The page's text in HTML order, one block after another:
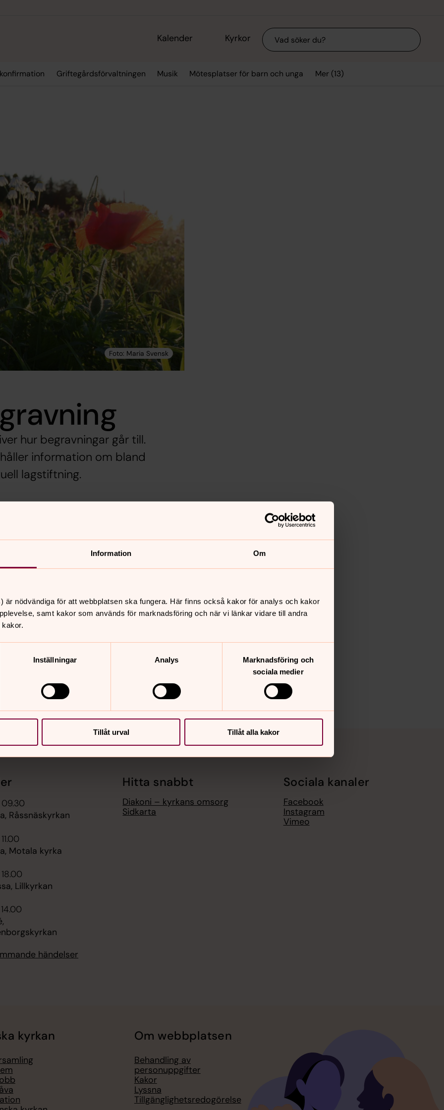
Information Om
är nödvändiga för att webbplatsen ska fungera. Här finns också kakor för analys och kakor
samt kakor som används för marknadsföring och när vi länkar vidare till andra
Inställningar Analys
Marknadsföring och
sociala medier
Tillåt urval Tillåt alla kakor
Kalender Kyrkor Sök
Griftegårdsförvaltningen Musik Mötesplatser för barn och unga Mer (13)
hur begravningar går till.
information om bland
lagstiftning.
arbetsgivarorganisation och
i Sverige, oavsett vilken tro du har.
till fler språk. I skriften finns det
som stöd för de som ska anordna
Råssnäskyrkan
Motala kyrka
Lillkyrkan
händelser
Hitta snabbt
Diakoni – kyrkans omsorg
Sidkarta
Sociala kanaler
Facebook
Instagram
Vimeo
kyrkan Om webbplatsen
Behandling av
personuppgifter
Kakor
Lyssna
Tillgänglighetsredogörelse